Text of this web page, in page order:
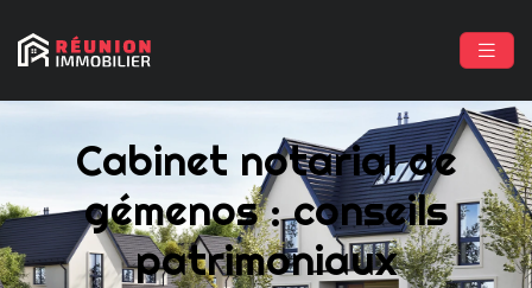
Cabinet notarial de
gémenos : conseils
patrimoniaux